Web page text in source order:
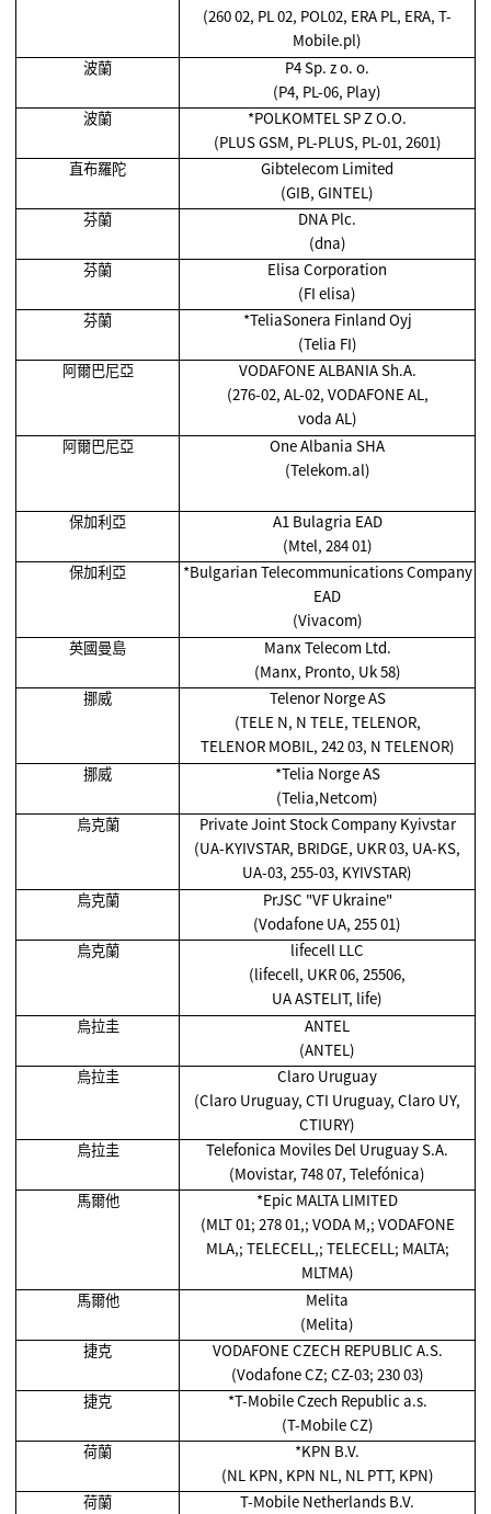
(260 02, PL 02, POL02, ERA PL, ERA, T-
Mobile.pl)
波蘭
P4 Sp. z o. o.
(P4, PL-06, Play)
波蘭
*POLKOMTEL SP Z O.O.
(PLUS GSM, PL-PLUS, PL-01, 2601)
直布羅陀
Gibtelecom Limited
(GIB, GINTEL)
芬蘭
DNA Plc.
(dna)
芬蘭
Elisa Corporation
(FI elisa)
芬蘭
*TeliaSonera Finland Oyj
(Telia FI)
阿爾巴尼亞
VODAFONE ALBANIA Sh.A.
(276-02, AL-02, VODAFONE AL,
voda AL)
阿爾巴尼亞
One Albania SHA
(Telekom.al)
保加利亞
A1 Bulagria EAD
(Mtel, 284 01)
保加利亞
*Bulgarian Telecommunications Company
EAD
(Vivacom)
英國曼島
Manx Telecom Ltd.
(Manx, Pronto, Uk 58)
挪威
Telenor Norge AS
(TELE N, N TELE, TELENOR,
TELENOR MOBIL, 242 03, N TELENOR)
挪威
*Telia Norge AS
(Telia,Netcom)
烏克蘭
Private Joint Stock Company Kyivstar
(UA-KYIVSTAR, BRIDGE, UKR 03, UA-KS,
UA-03, 255-03, KYIVSTAR)
烏克蘭
PrJSC "VF Ukraine"
(Vodafone UA, 255 01)
烏克蘭
lifecell LLC
(lifecell, UKR 06, 25506,
UA ASTELIT, life)
烏拉圭
ANTEL
(ANTEL)
烏拉圭
Claro Uruguay
(Claro Uruguay, CTI Uruguay, Claro UY,
CTIURY)
烏拉圭
Telefonica Moviles Del Uruguay S.A.
(Movistar, 748 07, Telefónica)
馬爾他
*Epic MALTA LIMITED
(MLT 01; 278 01,; VODA M,; VODAFONE
MLA,; TELECELL,; TELECELL; MALTA;
MLTMA)
馬爾他
Melita
(Melita)
捷克
VODAFONE CZECH REPUBLIC A.S.
(Vodafone CZ; CZ-03; 230 03)
捷克
*T-Mobile Czech Republic a.s.
(T-Mobile CZ)
荷蘭
*KPN B.V.
(NL KPN, KPN NL, NL PTT, KPN)
荷蘭
T-Mobile Netherlands B.V.